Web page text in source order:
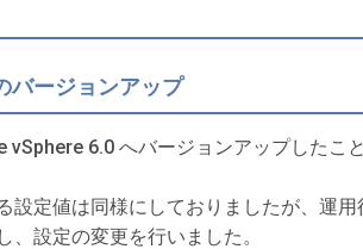
バージョンアップ
6.0 へバージョンアップしたこ
定値は同様にしておりましたが、運
設定の変更を行いました。